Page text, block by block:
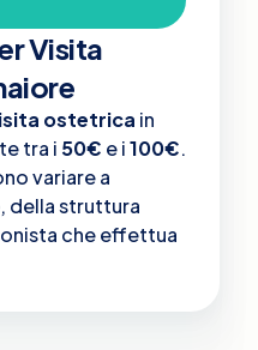
Visita
ostetrica in
tra i 50€ e i100€.
variare a
della struttura
che effettua